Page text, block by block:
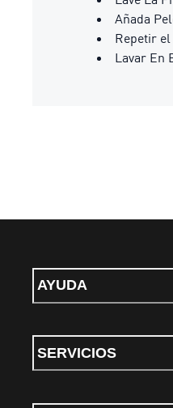
Añada
Repetir
Lavar En
AYUDA
SERVICIOS